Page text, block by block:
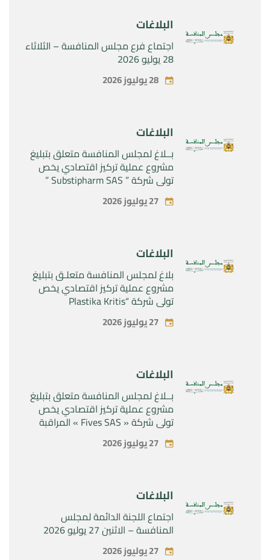
البلاغات
اجتماع فرع مجلس المنافسة – الثلاثاء
28 يوليو 2026
28 يوليوز 2026
البلاغات
بــلاغ لمجلس المنافسة متعلق بتبليغ
مشروع عملية تركيز اقتصادي يخص
تولي شركة ” Substipharm SAS ”
المراقبة الحصرية للأصول والحقوق
المتعلقة بالمنتجين الصيدلانيين”
27 يوليوز 2026
البلاغات
بلاغ لمجلس المنافسة متعلـق بتبليغ
مشروع عملية تركيز اقتصادي يخص
تولي شركة “Plastika Kritis
SA”المراقبة الحصرية لشركة
“Naturplas Industrial SARL” 27 يوليوز 2026
البلاغات
بــلاغ لمجلس المنافسة متعلق بتبليغ
مشروع عملية تركيز اقتصادي يخص
تولي شركة « Fives SAS » المراقبة
SAS »27 يوليوز 2026
البلاغات
اجتماع اللجنة الدائمة لمجلس
المنافسة – الاثنين 27 يوليو 2026
27 يوليوز 2026